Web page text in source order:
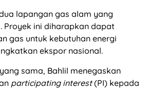
lapangan gas alam yang
Proyek ini diharapkan dapat
gas untuk kebutuhan energi
ekspor nasional.
sama, Bahlil menegaskan
participating interest(PI) kepada